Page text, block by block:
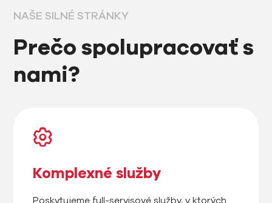
NAŠE SILNÉ STRÁNKY
Prečo spolupracovať s
nami?
Komplexné služby
Poskytujeme full-servisové služby, v ktorých